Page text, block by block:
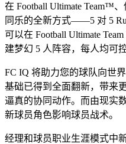
在 Football Ultimate Team™
同乐的全新方式——5 对 5
可以在 Football Ultimate
建梦幻 5 人阵容，每人均可
FC IQ 将助力您的球队向世
基础已得到全面翻新，带来
逼真的协同动作。而由现实
新球员角色影响球员战术。
经理和球员职业生涯模式中